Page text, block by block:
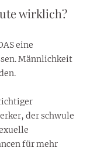
wirklich?
eine
Männlichkeit
der schwule
für mehr